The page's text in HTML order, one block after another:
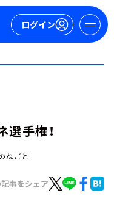
ログイン
手権！
ねごと
事をシェア